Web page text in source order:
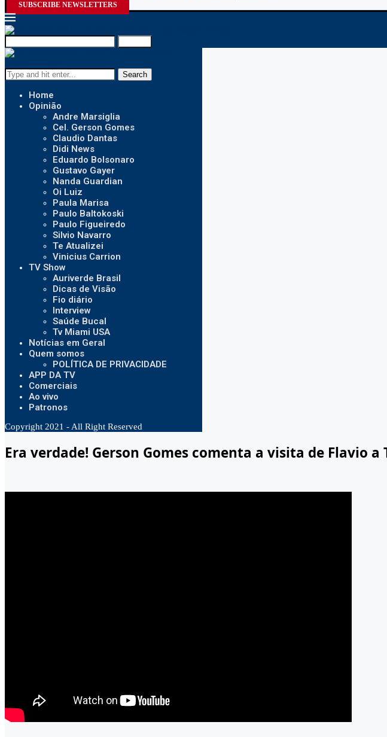
SUBSCRIBE NEWSLETTERS
Search
Home
Opinião
Andre Marsiglia
Cel. Gerson Gomes
Claudio Dantas
Didi News
Eduardo Bolsonaro
Gustavo Gayer
Nanda Guardian
Oi Luiz
Paula Marisa
Paulo Baltokoski
Paulo Figueiredo
Silvio Navarro
Te Atualizei
Vinicius Carrion
TV Show
Auriverde Brasil
Dicas de Visão
Fio diário
Interview
Saúde Bucal
Tv Miami USA
Notícias em Geral
Quem somos
POLÍTICA DE PRIVACIDADE
APP DA TV
Comerciais
Ao vivo
Patronos
Copyright 2021 - All Right Reserved
Era verdade! Gerson Gomes comenta a visita de Flavio a